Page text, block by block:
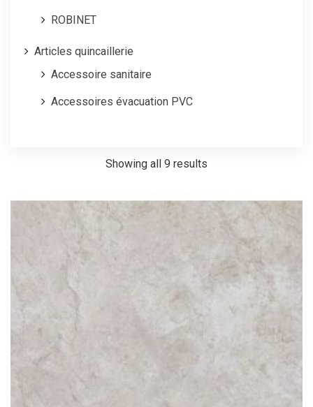
ROBINET
Articles quincaillerie
Accessoire sanitaire
Accessoires évacuation PVC
Showing all 9 results